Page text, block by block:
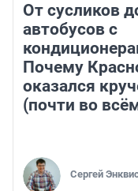
От сусликов
автобусов с
Почему
оказался
(почти во
Сергей